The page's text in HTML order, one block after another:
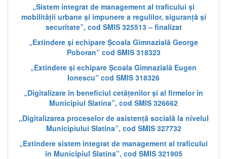
„Sistem integrat de management al traficului și
mobilității urbane și impunere a regulilor, siguranță și
securitate”, cod SMIS 325513 – finalizat
„Extindere și echipare Școala Gimnazială George
Poboran” cod SMIS 318323
„Extindere și echipare Școala Gimnazială Eugen
Ionescu” cod SMIS 318326
„Digitalizare în beneficiul cetățenilor și al firmelor în
Municipiul Slatina”, cod SMIS 326662
„Digitalizarea proceselor de asistență socială la nivelul
Municipiului Slatina”, cod SMIS 327732
„Extindere sistem integrat de management al traficului
în Municipiul Slatina”, cod SMIS 321905